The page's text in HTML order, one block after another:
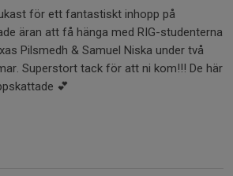
för ett fantastiskt inhopp på
äran att få hänga med RIG-studenterna
Pilsmedh & Samuel Niska under två
Superstort tack för att ni kom!!! De här
💕